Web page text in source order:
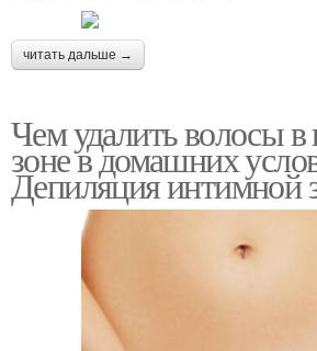
читать дальше →
Чем удалить волосы
зоне в домашних
Депиляция интимной